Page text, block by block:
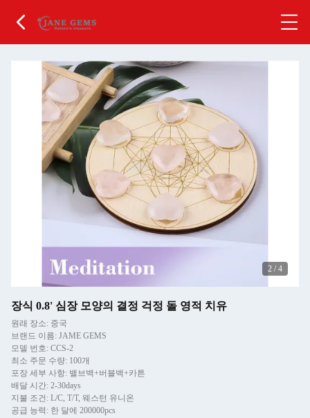
2 / 4
장식 0.8' 심장 모양의 결정 걱정 돌 영적 치유
원래 장소: 중국
브랜드 이름: JAME GEMS
모델 번호: CCS-2
최소 주문 수량: 100개
포장 세부 사항: 밸브백+버블백+카튼
배달 시간: 2-30days
지불 조건: L/C, T/T, 웨스턴 유니온
공급 능력: 한 달에 200000pcs